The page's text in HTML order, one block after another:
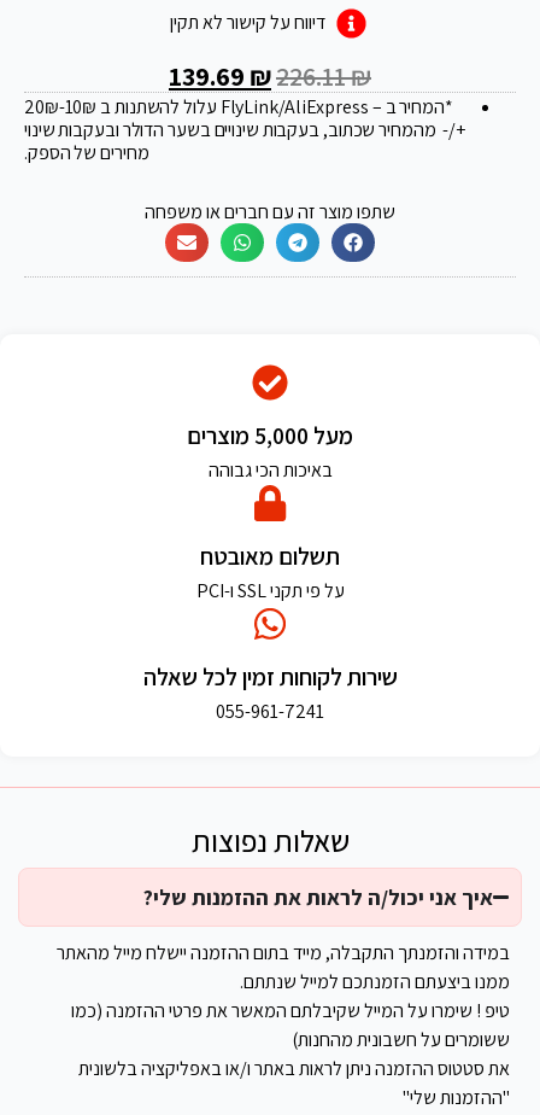
דיווח על קישור לא תקין
226.11₪
139.69 ₪
*המחיר ב – FlyLink/AliExpress עלול להשתנות ב 20 ₪-10₪
+/- מהמחיר שכתוב, בעקבות שינויים בשער הדולר ובעקבות שינוי
מחירים של הספק.
שתפו מוצר זה עם חברים או משפחה
איך אני יכול/ה לראות את ההזמנות שלי?
במידה והזמנתך התקבלה, מייד בתום ההזמנה יישלח מייל מהאתר
ממנו ביצעתם הזמנתכם למייל שנתתם.
טיפ ! שימרו על המייל שקיבלתם המאשר את פרטי ההזמנה (כמו
ששומרים על חשבונית מהחנות)
את סטטוס ההזמנה ניתן לראות באתר ו/או באפליקציה בלשונית
"ההזמנות שלי"
שאלות נפוצות
מעל 5,000 מוצרים
באיכות הכי גבוהה
תשלום מאובטח
על פי תקני SSL ו-PCI
שירות לקוחות זמין לכל שאלה
055-961-7241